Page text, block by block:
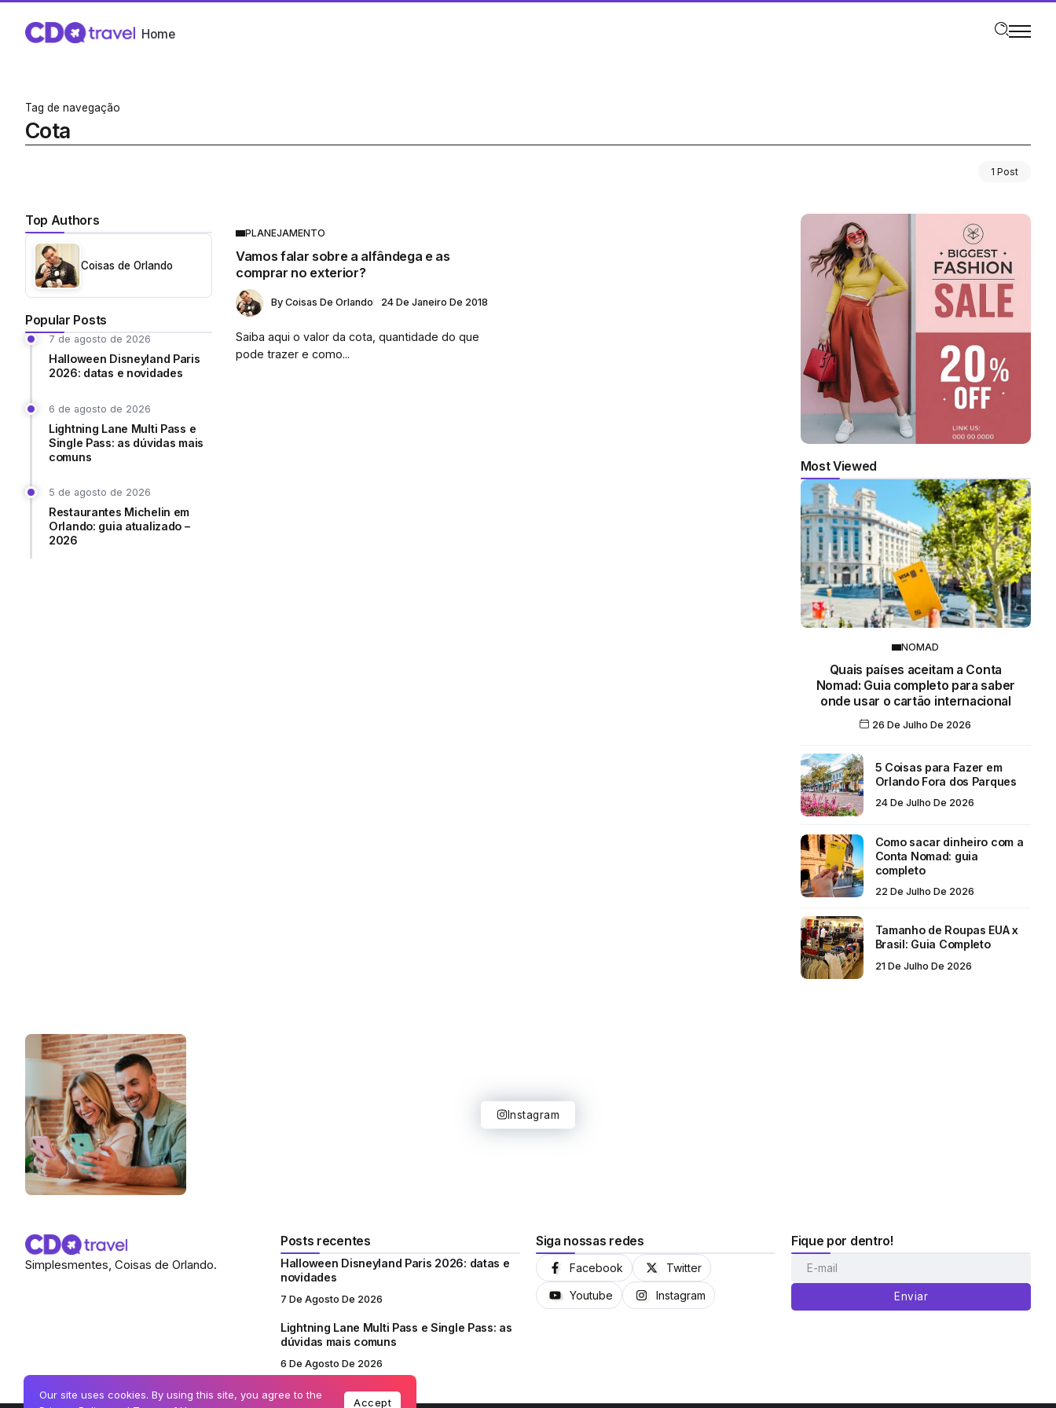
Home
Tag de navegação
Cota
1 Post
Top Authors
Coisas de Orlando
Popular Posts
7 de agosto de 2026
Halloween Disneyland Paris
2026: datas e novidades
6 de agosto de 2026
Lightning Lane Multi Pass e
Single Pass: as dúvidas mais
comuns
5 de agosto de 2026
Restaurantes Michelin em
Orlando: guia atualizado –
2026
PLANEJAMENTO
Vamos falar sobre a alfândega e as
comprar no exterior?
By Coisas De Orlando 24 De Janeiro De 2018
Saiba aqui o valor da cota, quantidade do que
pode trazer e como...
Most Viewed
NOMAD
Quais países aceitam a Conta
Nomad: Guia completo para saber
onde usar o cartão internacional
26 De Julho De 2026
5 Coisas para Fazer em
Orlando Fora dos Parques
24 De Julho De 2026
Como sacar dinheiro com a
Conta Nomad: guia
completo
22 De Julho De 2026
Tamanho de Roupas EUA x
Brasil: Guia Completo
21 De Julho De 2026
Instagram
Simplesmentes, Coisas de Orlando.
Posts recentes
Halloween Disneyland Paris 2026: datas e
novidades
7 De Agosto De 2026
Lightning Lane Multi Pass e Single Pass: as
dúvidas mais comuns
6 De Agosto De 2026
Siga nossas redes
Facebook Twitter
Youtube Instagram
Fique por dentro!
Enviar
Our site uses cookies. By using this site, you agree to the
Accept